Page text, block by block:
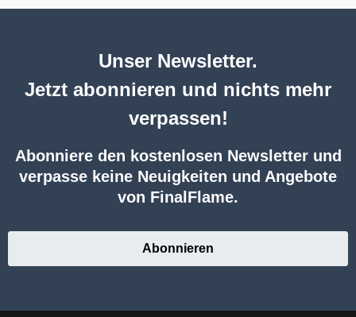
Unser Newsletter.
Jetzt abonnieren und nichts mehr
verpassen!
Abonniere den kostenlosen Newsletter und
verpasse keine Neuigkeiten und Angebote
von FinalFlame.
Abonnieren